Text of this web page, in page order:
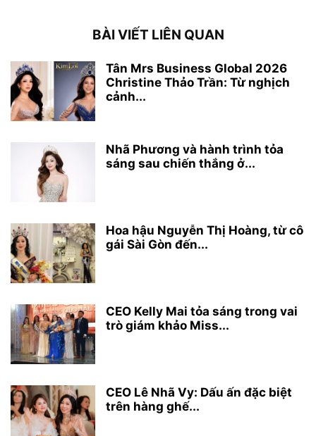
BÀI VIẾT LIÊN QUAN
Tân Mrs Business Global 2026
Christine Thảo Trần: Từ nghịch
cảnh...
Nhã Phương và hành trình tỏa
sáng sau chiến thắng ở...
Hoa hậu Nguyễn Thị Hoàng, từ cô
gái Sài Gòn đến...
CEO Kelly Mai tỏa sáng trong vai
trò giám khảo Miss...
CEO Lê Nhã Vy: Dấu ấn đặc biệt
trên hàng ghế...